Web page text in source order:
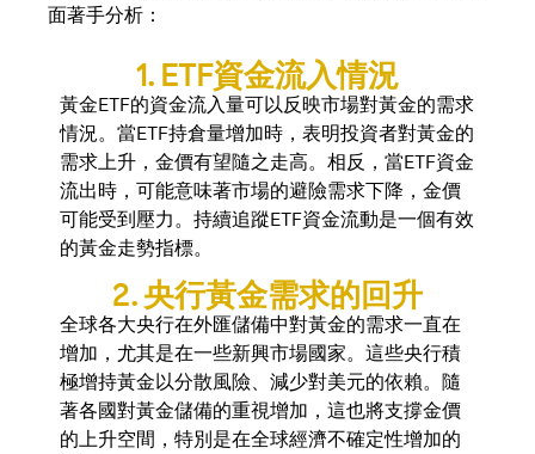
面著手分析：
1. ETF資金流入情況
黃金ETF的資金流入量可以反映市場對黃金的需求
情況。當ETF持倉量增加時，表明投資者對黃金的
需求上升，金價有望隨之走高。相反，當ETF資金
流出時，可能意味著市場的避險需求下降，金價
可能受到壓力。持續追蹤ETF資金流動是一個有效
的黃金走勢指標。
2. 央行黃金需求的回升
全球各大央行在外匯儲備中對黃金的需求一直在
增加，尤其是在一些新興市場國家。這些央行積
極增持黃金以分散風險、減少對美元的依賴。隨
著各國對黃金儲備的重視增加，這也將支撐金價
的上升空間，特別是在全球經濟不確定性增加的